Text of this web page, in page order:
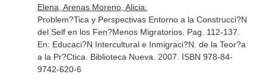
Elena, Arenas Moreno, Alicia:
Problem?Tica y Perspectivas Entorno a la Construcci?N
del Self en los Fen?Menos Migratorios. Pag. 112-137.
En: Educaci?N Intercultural e Inmigraci?N. de la Teor?a
a la Pr?Ctica . Biblioteca Nueva. 2007. ISBN 978-84-
9742-620-6